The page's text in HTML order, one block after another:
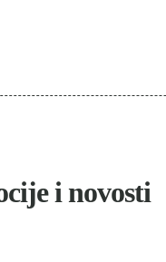
i novosti